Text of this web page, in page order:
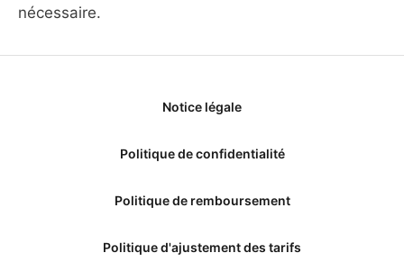
nécessaire.
Notice légale
Politique de confidentialité
Politique de remboursement
Politique d'ajustement des tarifs